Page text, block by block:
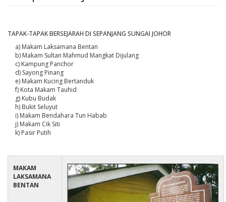
TAPAK-TAPAK BERSEJARAH DI SEPANJANG SUNGAI JOHOR
a) Makam Laksamana Bentan
b) Makam Sultan Mahmud Mangkat Dijulang
c) Kampung Panchor
d) Sayong Pinang
e) Makam Kucing Bertanduk
f) Kota Makam Tauhid
g) Kubu Budak
h) Bukit Seluyut
i) Makam Bendahara Tun Habab
j) Makam Cik Siti
k) Pasir Putih
MAKAM
LAKSAMANA
BENTAN